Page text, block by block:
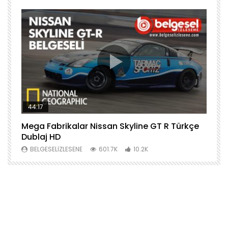
44:17
Mega Fabrikalar Nissan Skyline GT R Türkçe
Dublaj HD
BELGESELIZLESENE 601.7K 10.2K